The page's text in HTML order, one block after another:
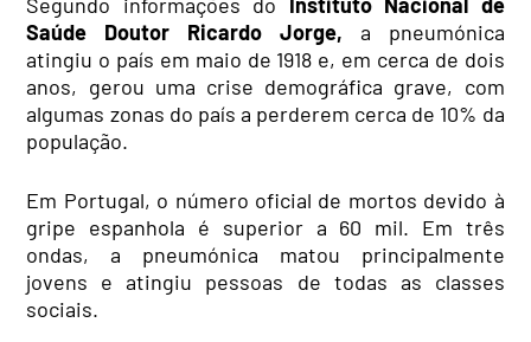
Saúde Doutor Ricardo Jorge, a pneumónica
atingiu o país em maio de 1918 e, em cerca de dois
anos, gerou uma crise demográfica grave, com
algumas zonas do país a perderem cerca de 10% da
população.
Em Portugal, o número oficial de mortos devido à
gripe espanhola é superior a 60 mil. Em três
ondas, a pneumónica matou principalmente
jovens e atingiu pessoas de todas as classes
sociais.